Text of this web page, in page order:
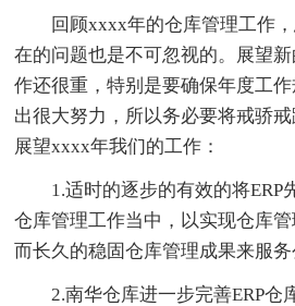
回顾xxxx年的仓库管理工作
在的问题也是不可忽视的。展望
作还很重，特别是要确保年度工
出很大努力，所以务必要将戒骄戒
展望xxxx年我们的工作：
1.适时的逐步的有效的将ERP
仓库管理工作当中，以实现仓库
而长久的稳固仓库管理成果来服务
2.南华仓库进一步完善ERP仓